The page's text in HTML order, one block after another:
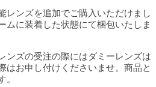
レンズを追加でご購入いただけまし
ムに装着した状態にて梱包いたしま
ンズの受注の際にはダミーレンズは
はお申し付けくださいませ。商品と
。